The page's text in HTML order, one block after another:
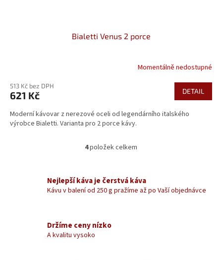
Bialetti Venus 2 porce
Momentálně nedostupné
513 Kč bez DPH
621 Kč DETAIL
Moderní kávovar z nerezové oceli od legendárního italského
výrobce Bialetti. Varianta pro 2 porce kávy.
O
á
d
p
4položek celkem
Nejlepší káva je čerstvá káva
Kávu v balení od 250 g pražíme až po Vaší objednávce
Držíme ceny nízko
A kvalitu vysoko